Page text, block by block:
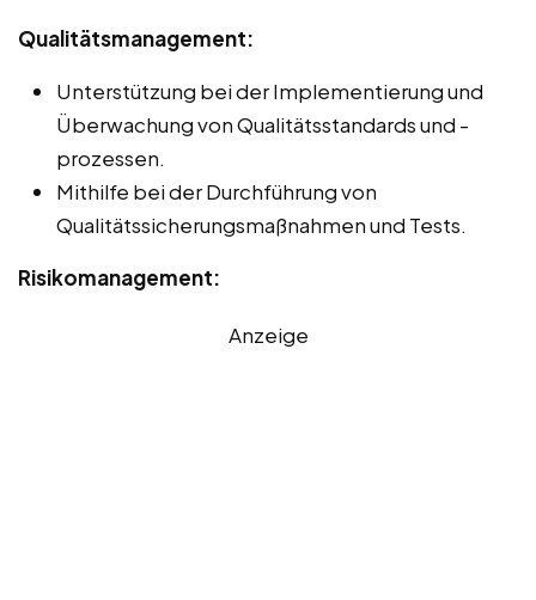
Qualitätsmanagement:
Unterstützung bei der Implementierung und
Überwachung von Qualitätsstandards und -
prozessen.
Mithilfe bei der Durchführung von
Qualitätssicherungsmaßnahmen und Tests.
Risikomanagement:
Anzeige